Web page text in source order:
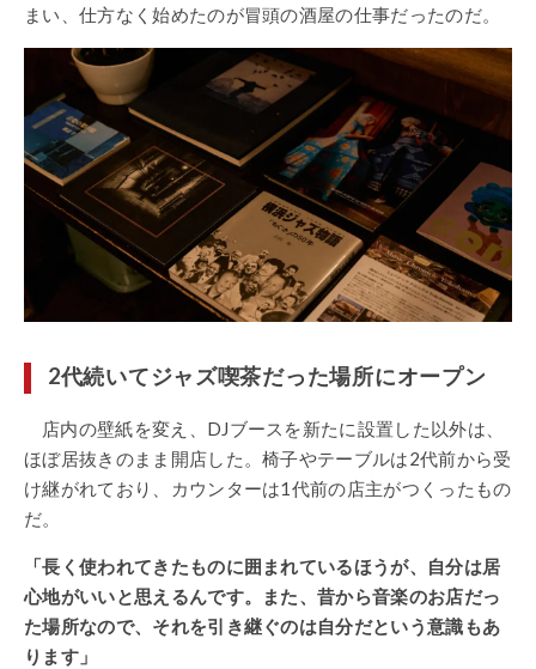
まい、仕方なく始めたのが冒頭の酒屋の仕事だったのだ。
2代続いてジャズ喫茶だった場所にオープン
店内の壁紙を変え、DJブースを新たに設置した以外は、
ほぼ居抜きのまま開店した。椅子やテーブルは2代前から受
け継がれており、カウンターは1代前の店主がつくったもの
だ。
「長く使われてきたものに囲まれているほうが、自分は居
心地がいいと思えるんです。また、昔から音楽のお店だっ
た場所なので、それを引き継ぐのは自分だという意識もあ
ります」